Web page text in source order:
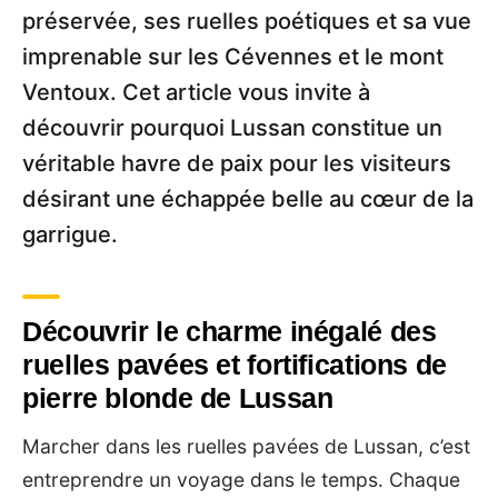
préservée, ses ruelles poétiques et sa vue
imprenable sur les Cévennes et le mont
Ventoux. Cet article vous invite à
découvrir pourquoi Lussan constitue un
véritable havre de paix pour les visiteurs
désirant une échappée belle au cœur de la
garrigue.
Découvrir le charme inégalé des
ruelles pavées et fortifications de
pierre blonde de Lussan
Marcher dans les ruelles pavées de Lussan, c’est
entreprendre un voyage dans le temps. Chaque